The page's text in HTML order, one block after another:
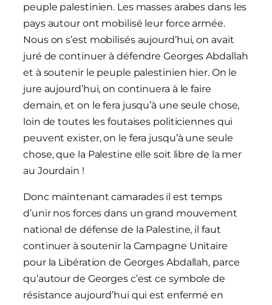
peuple palestinien. Les masses arabes dans les
pays autour ont mobilisé leur force armée.
Nous on s’est mobilisés aujourd’hui, on avait
juré de continuer à défendre Georges Abdallah
et à soutenir le peuple palestinien hier. On le
jure aujourd’hui, on continuera à le faire
demain, et on le fera jusqu’à une seule chose,
loin de toutes les foutaises politiciennes qui
peuvent exister, on le fera jusqu’à une seule
chose, que la Palestine elle soit libre de la mer
au Jourdain !
Donc maintenant camarades il est temps
d’unir nos forces dans un grand mouvement
national de défense de la Palestine, il faut
continuer à soutenir la Campagne Unitaire
pour la Libération de Georges Abdallah, parce
qu’autour de Georges c’est ce symbole de
résistance aujourd’hui qui est enfermé en